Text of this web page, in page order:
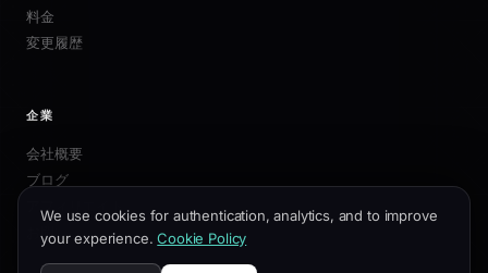
料金
変更履歴
企業
会社概要
ブログ
お問い合わせ
We use cookies for authentication, analytics, and to improve
your experience. Cookie Policy